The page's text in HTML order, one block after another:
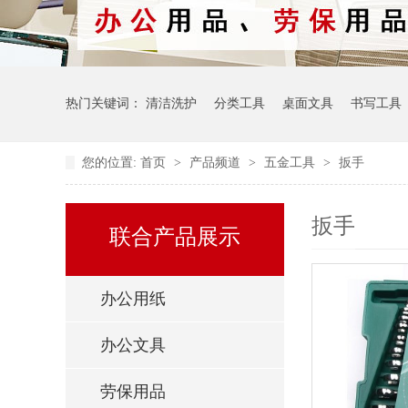
热门关键词： 清洁洗护 分类工具 桌面文具 书写工具
您的位置: 首页 > 产品频道 > 五金工具 > 扳手
联合产品展示
办公用纸
办公文具
劳保用品
扳手